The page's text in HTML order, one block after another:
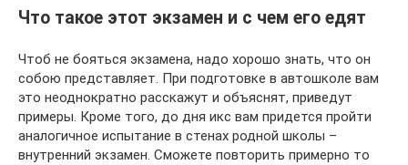
Что такое этот экзамен и с чем его едят
Чтоб не бояться экзамена, надо хорошо знать, что он
собою представляет. При подготовке в автошколе вам
это неоднократно расскажут и объяснят, приведут
примеры. Кроме того, до дня икс вам придется пройти
аналогичное испытание в стенах родной школы –
внутренний экзамен. Сможете повторить примерно то